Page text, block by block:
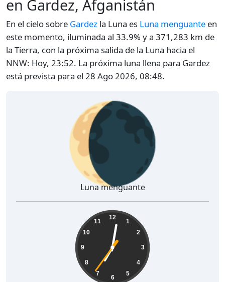
en Gardez, Afganistán
En el cielo sobre Gardez la Luna es Luna menguante en
este momento, iluminada al 33.9% y a 371,283 km de
la Tierra, con la próxima salida de la Luna hacia el
NNW: Hoy, 23:52. La próxima luna llena para Gardez
está prevista para el 28 Ago 2026, 08:48.
🌘
Luna menguante
12
1
2
3
4
5
6
7
8
9
10
11